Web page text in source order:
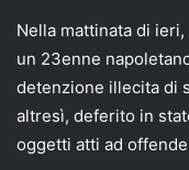
Nella mattinata di
un 23enne
detenzione illecita di
altresì, deferito in
oggetti atti ad